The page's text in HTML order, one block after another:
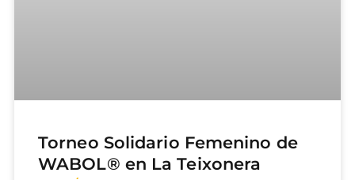
Torneo Solidario Femenino de
WABOL® en La Teixonera